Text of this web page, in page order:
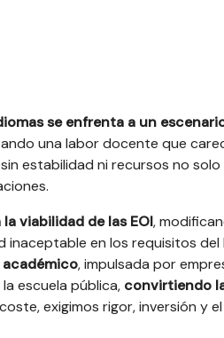
se enfrenta a un
una labor docente que
estabilidad ni recursos no
viabilidad de las EOI,
en los requisitos del
, impulsada por
escuela pública, convirtiendo
exigimos rigor, inversión y